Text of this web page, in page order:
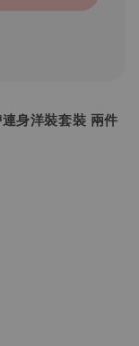
連身洋裝套裝 兩件